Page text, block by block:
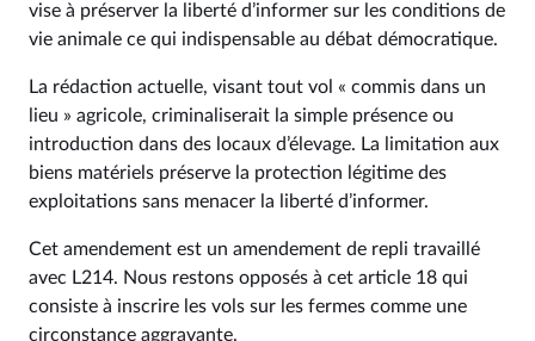
vise à préserver la liberté d’informer sur les conditions de
vie animale ce qui indispensable au débat démocratique.
La rédaction actuelle, visant tout vol « commis dans un
lieu » agricole, criminaliserait la simple présence ou
introduction dans des locaux d’élevage. La limitation aux
biens matériels préserve la protection légitime des
exploitations sans menacer la liberté d’informer.
Cet amendement est un amendement de repli travaillé
avec L214. Nous restons opposés à cet article 18 qui
consiste à inscrire les vols sur les fermes comme une
circonstance aggravante.